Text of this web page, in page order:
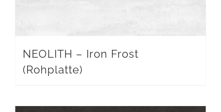
NEOLITH – Iron Frost
(Rohplatte)